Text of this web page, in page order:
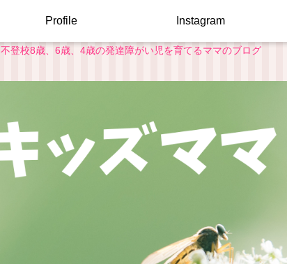
不登校8歳、6歳、4歳の発達障がい児を育てるママのブログ
Profile Instagram